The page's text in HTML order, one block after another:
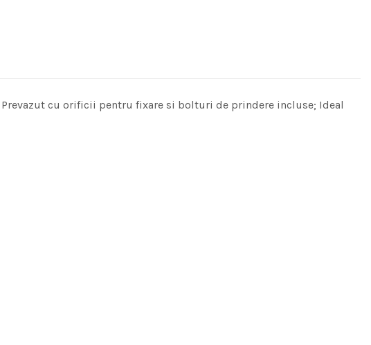
cu orificii pentru fixare si bolturi de prindere incluse; Ideal